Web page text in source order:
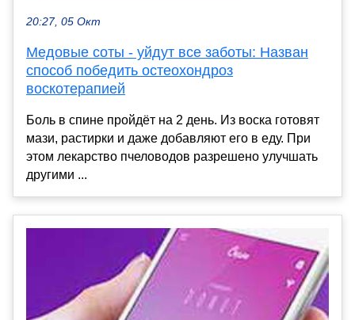
20:27, 05 Окт
Медовые соты - уйдут все заботы: Назван
способ победить остеохондроз
воскотерапией
Боль в спине пройдёт на 2 день. Из воска готовят
мази, растирки и даже добавляют его в еду. При
этом лекарство пчеловодов разрешено улучшать
другими ...